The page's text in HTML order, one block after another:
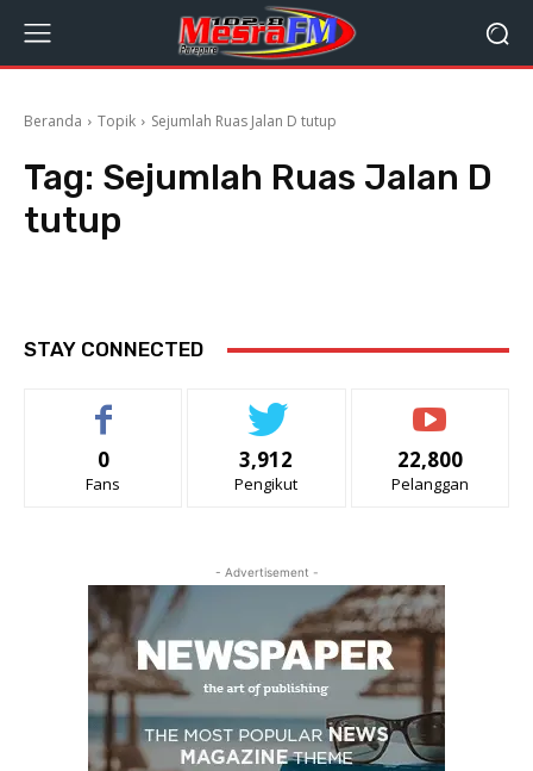
Beranda Topik Sejumlah Ruas Jalan D tutup
Tag: Sejumlah Ruas Jalan D
tutup
STAY CONNECTED
0
Fans
3,912
Pengikut
22,800
Pelanggan
- Advertisement -